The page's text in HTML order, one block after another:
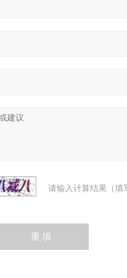
请输入计算结果（填